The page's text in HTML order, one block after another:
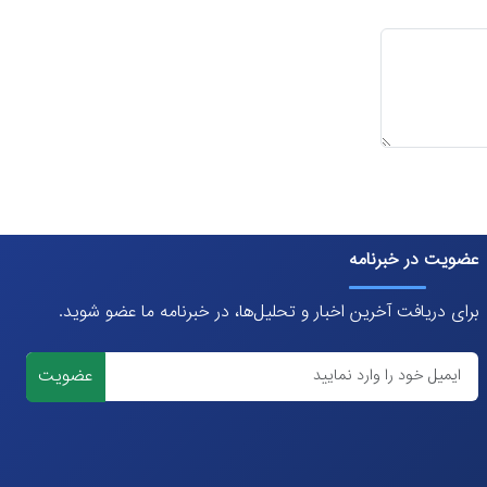
عضویت در خبرنامه
برای دریافت آخرین اخبار و تحلیل‌ها، در خبرنامه ما عضو شوید.
عضویت